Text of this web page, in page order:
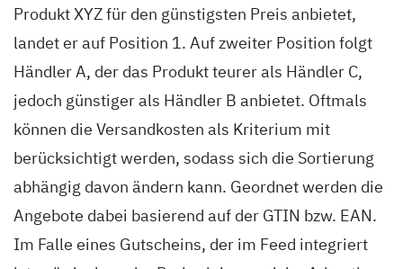
Produkt XYZ für den günstigsten Preis anbietet,
landet er auf Position 1. Auf zweiter Position folgt
Händler A, der das Produkt teurer als Händler C,
jedoch günstiger als Händler B anbietet. Oftmals
können die Versandkosten als Kriterium mit
berücksichtigt werden, sodass sich die Sortierung
abhängig davon ändern kann. Geordnet werden die
Angebote dabei basierend auf der GTIN bzw. EAN.
Im Falle eines Gutscheins, der im Feed integriert